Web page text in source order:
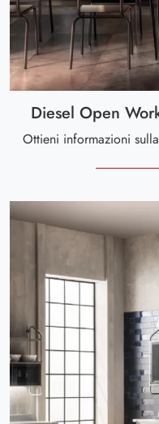
Diesel Open